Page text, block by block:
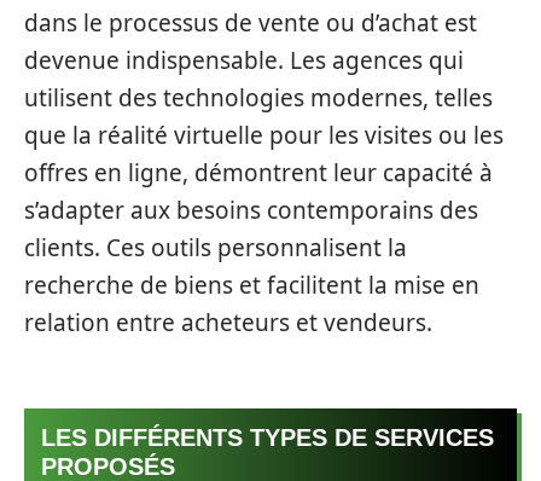
dans le processus de vente ou d’achat est
devenue indispensable. Les agences qui
utilisent des technologies modernes, telles
que la réalité virtuelle pour les visites ou les
offres en ligne, démontrent leur capacité à
s’adapter aux besoins contemporains des
clients. Ces outils personnalisent la
recherche de biens et facilitent la mise en
relation entre acheteurs et vendeurs.
LES DIFFÉRENTS TYPES DE SERVICES
PROPOSÉS